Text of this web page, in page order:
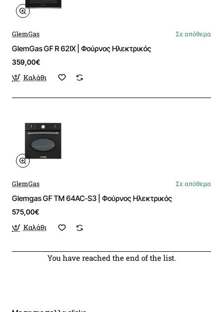
GlemGas Σε απόθεμα
GlemGas GF R 62IX | Φούρνος Ηλεκτρικός
359,00€
Καλάθι
GlemGas Σε απόθεμα
Glemgas GF TM 64AC-S3 | Φούρνος Ηλεκτρικός
575,00€
Καλάθι
You have reached the end of the list.